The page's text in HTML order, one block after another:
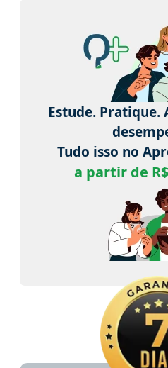
Estude. Pratique.
Tudo isso no
a partir de